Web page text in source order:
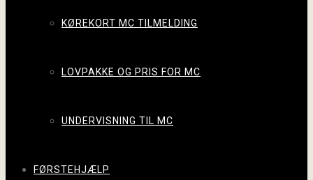
KØREKORT MC TILMELDING
LOVPAKKE OG PRIS FOR MC
UNDERVISNING TIL MC
FØRSTEHJÆLP